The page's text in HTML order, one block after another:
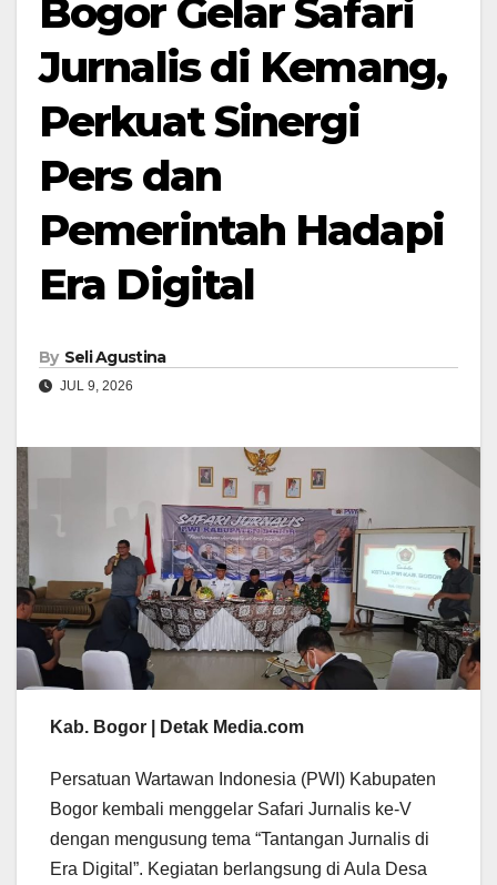
Bogor Gelar Safari
Jurnalis di Kemang,
Perkuat Sinergi
Pers dan
Pemerintah Hadapi
Era Digital
By Seli Agustina
JUL 9, 2026
Kab. Bogor | Detak Media.com
Persatuan Wartawan Indonesia (PWI) Kabupaten
Bogor kembali menggelar Safari Jurnalis ke-V
dengan mengusung tema “Tantangan Jurnalis di
Era Digital”. Kegiatan berlangsung di Aula Desa